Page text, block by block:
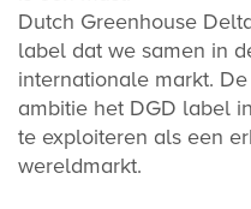
Dutch Greenhouse
label dat we samen in
internationale markt.
ambitie het DGD label
te exploiteren als een
wereldmarkt.